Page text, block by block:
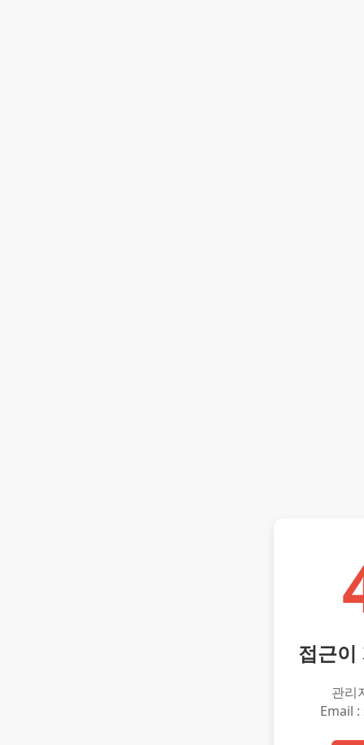
접근이
관리
Email